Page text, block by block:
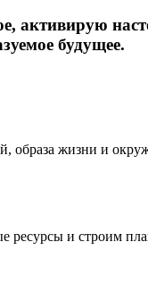
активирую
будущее.
образа жизни и
ресурсы и строим